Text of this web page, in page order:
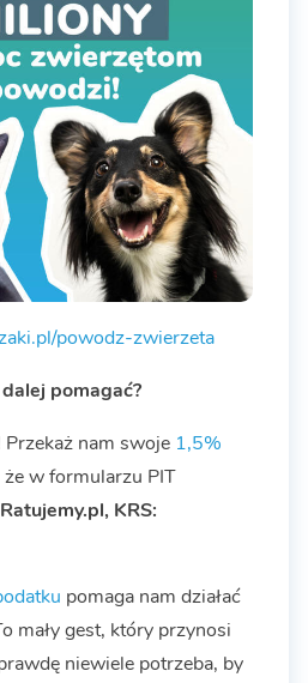
powodz-zwierzeta
pomagać?
nam swoje 1,5%
w formularzu PIT
KRS:
pomaga nam działać
mały gest, który przynosi
niewiele potrzeba, by